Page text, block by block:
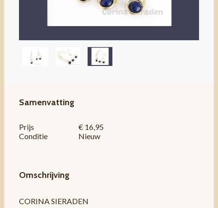
Samenvatting
Prijs
€ 16,95
Conditie
Nieuw
Omschrijving
CORINA SIERADEN